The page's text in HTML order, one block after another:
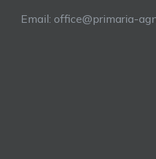
Email: office@primaria-